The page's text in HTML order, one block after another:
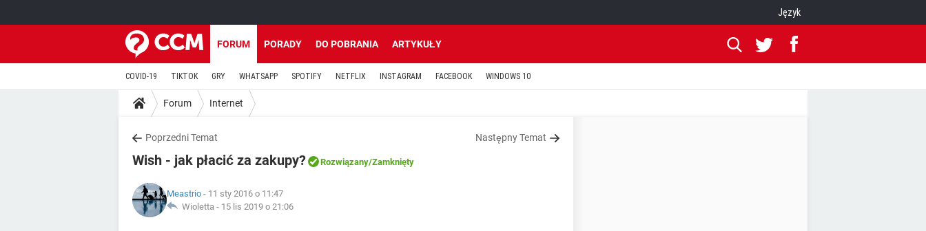
Język
FORUM PORADY DO POBRANIA ARTYKUŁY
COVID-19 TIKTOK GRY WHATSAPP SPOTIFY NETFLIX INSTAGRAM FACEBOOK WINDOWS 10
Forum Internet
Poprzedni Temat Następny Temat
Wish - jak płacić za zakupy? Rozwiązany/Zamknięty
Meastrio - 11 sty 2016 o 11:47
Wioletta - 15 lis 2019 o 21:06